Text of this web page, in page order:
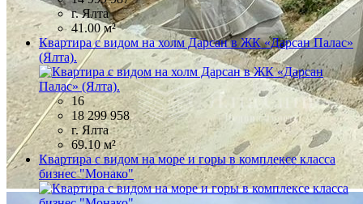
г. Ялта
41.00 м²
Квартира с видом на холм Дарсан в ЖК «Дарсан Палас»
(Ялта).
16
18 299 958
г. Ялта
69.10 м²
Квартира с видом на море и горы в комплексе класса
бизнес "Монако"